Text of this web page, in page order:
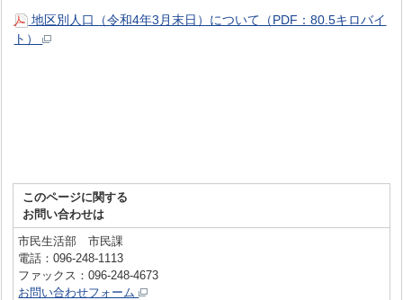
地区別人口（令和4年3月末日）について（PDF：80.5キロバイ
ト）
このページに関する
お問い合わせは
市民生活部 市民課
電話：096-248-1113
ファックス：096-248-4673
お問い合わせフォーム